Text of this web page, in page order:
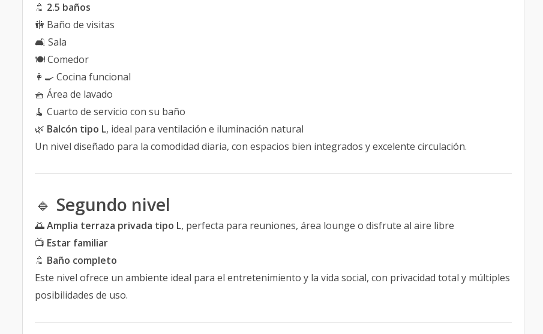
🚿 2.5 baños
🚻 Baño de visitas
🛋️ Sala
🍽️ Comedor
👩‍🍳 Cocina funcional
🧺 Área de lavado
🧹 Cuarto de servicio con su baño
🌿 Balcón tipo L, ideal para ventilación e iluminación natural
Un nivel diseñado para la comodidad diaria, con espacios bien integrados y excelente circulación.
🔹 Segundo nivel
🌅Amplia terraza privada tipo L, perfecta para reuniones, área lounge o disfrute al aire libre
📺 Estar familiar
🚿 Baño completo
Este nivel ofrece un ambiente ideal para el entretenimiento y la vida social, con privacidad total y múltiples
posibilidades de uso.